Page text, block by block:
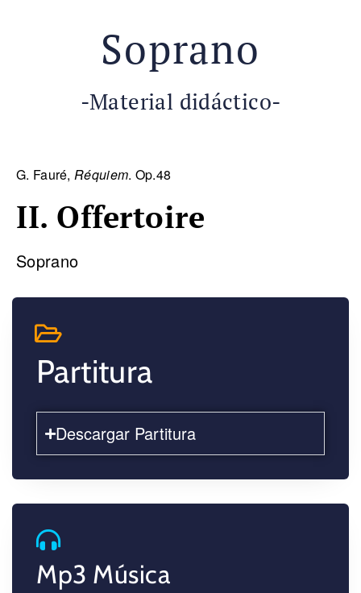
Soprano
-Material didáctico-
G. Fauré, Réquiem. Op.48
II. Offertoire
Soprano
Partitura
Descargar Partitura
Mp3 Música